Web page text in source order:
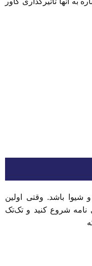
و شیوا باشد. وقتی اولین
نامه شروع کنید و تک‌تک